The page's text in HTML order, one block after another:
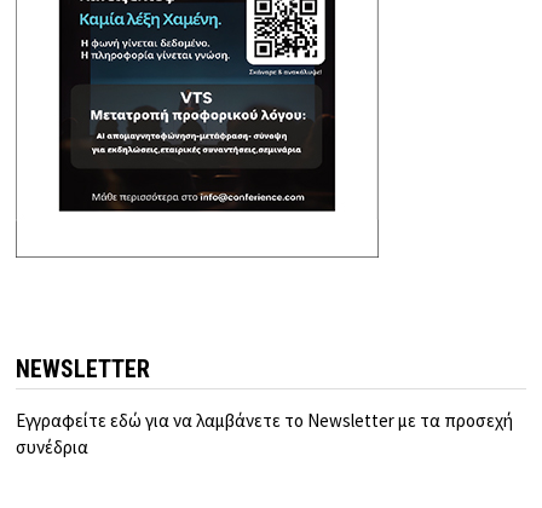
NEWSLETTER
Εγγραφείτε εδώ για να λαμβάνετε το Newsletter με τα προσεχή
συνέδρια